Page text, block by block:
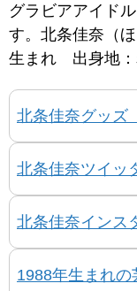
グラビアアイド
す。北条佳奈（
生まれ 出身地
北条佳奈グッズ
北条佳奈ツイッ
北条佳奈インス
1988年生まれの